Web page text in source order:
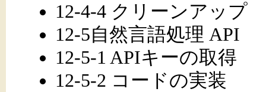
12-4-4 クリーンアップ
12-5自然言語処理 API
12-5-1 APIキーの取得
12-5-2 コードの実装